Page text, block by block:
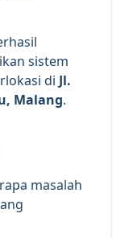
sistem
di Jl.
Malang.
masalah